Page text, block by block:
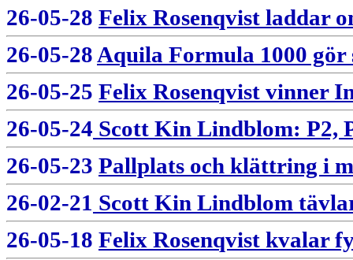
26-05-28 Felix Rosenqvist laddar
26-05-28 Aquila Formula 1000 gör
26-05-25 Felix Rosenqvist vinner
26-05-24 Scott Kin Lindblom: P2,
26-05-23 Pallplats och klättring i
26-02-21 Scott Kin Lindblom
26-05-18 Felix Rosenqvist kvalar